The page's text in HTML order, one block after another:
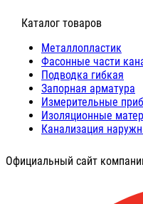
⠀Каталог товаров
Металлопластик
Фасонные части
Подводка гибкая
Запорная арматура
Измерительные
Изоляционные
Канализация
Официальный сайт